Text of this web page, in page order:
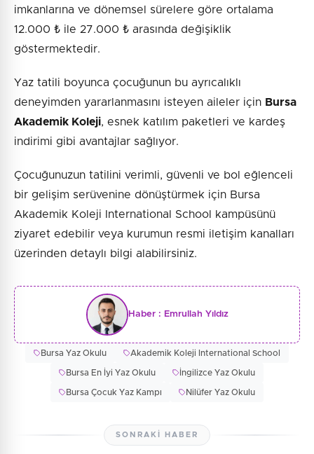
imkanlarına ve dönemsel sürelere göre ortalama
12.000 ₺ ile 27.000 ₺ arasında değişiklik
göstermektedir.
Yaz tatili boyunca çocuğunun bu ayrıcalıklı
deneyimden yararlanmasını isteyen aileler için Bursa
Akademik Koleji, esnek katılım paketleri ve kardeş
indirimi gibi avantajlar sağlıyor.
Çocuğunuzun tatilini verimli, güvenli ve bol eğlenceli
bir gelişim serüvenine dönüştürmek için Bursa
Akademik Koleji International School kampüsünü
ziyaret edebilir veya kurumun resmi iletişim kanalları
üzerinden detaylı bilgi alabilirsiniz.
Haber : Emrullah Yıldız
Bursa Yaz Okulu Akademik Koleji International School
Bursa En İyi Yaz Okulu İngilizce Yaz Okulu
Bursa Çocuk Yaz Kampı Nilüfer Yaz Okulu
SONRAKI HABER